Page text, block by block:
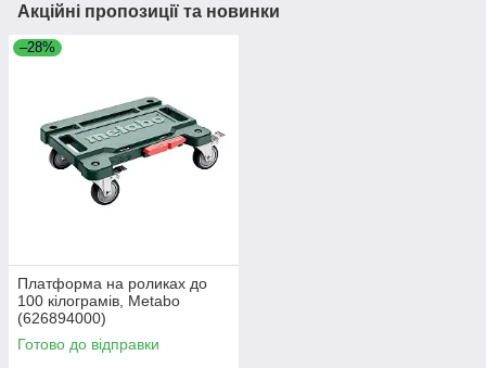
Акційні пропозиції та новинки
–28%
Платформа на роликах до
100 кілограмів, Metabo
(626894000)
Готово до відправки